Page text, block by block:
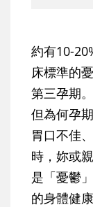
約有10-
床標準的
第三孕期
但為何孕
胃口不佳
時，妳或
是「憂鬱
的身體健